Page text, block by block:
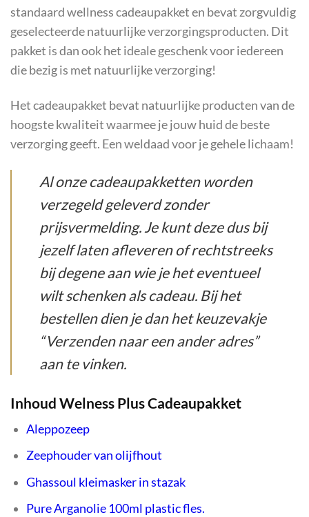
standaard wellness cadeaupakket en bevat zorgvuldig
geselecteerde natuurlijke verzorgingsproducten. Dit
pakket is dan ook het ideale geschenk voor iedereen
die bezig is met natuurlijke verzorging!
Het cadeaupakket bevat natuurlijke producten van de
hoogste kwaliteit waarmee je jouw huid de beste
verzorging geeft. Een weldaad voor je gehele lichaam!
Al onze cadeaupakketten worden
verzegeld geleverd zonder
prijsvermelding. Je kunt deze dus bij
jezelf laten afleveren of rechtstreeks
bij degene aan wie je het eventueel
wilt schenken als cadeau. Bij het
bestellen dien je dan het keuzevakje
“Verzenden naar een ander adres”
aan te vinken.
Inhoud Welness Plus Cadeaupakket
Aleppozeep
Zeephouder van olijfhout
Ghassoul kleimasker in stazak
Pure Arganolie 100ml plastic fles.